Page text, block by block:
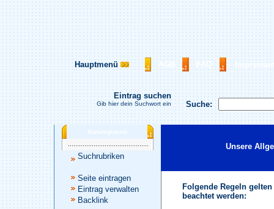
Hauptmenü AGB FAQ
Suche:
Eintrag suchen
Gib hier dein Suchwort ein
Katalogmenü
Suchrubriken
Seite eintragen
Eintrag verwalten
Backlink
Unsere
Folgende Regeln
beachtet werden: